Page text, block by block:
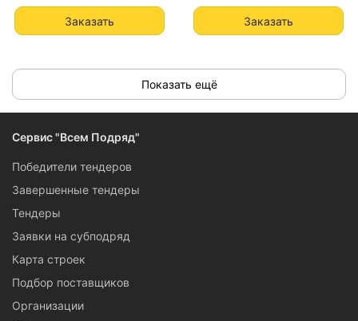
Заказать Заказать
Показать ещё
Сервис "Всем Подряд"
Победители тендеров
Завершенные тендеры
Тендеры
Заявки на субподряд
Карта строек
Подбор поставщиков
Организации